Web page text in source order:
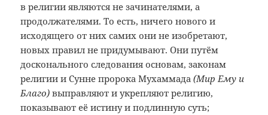
в религии являются не зачинателями, а
продолжателями. То есть, ничего нового и
исходящего от них самих они не изобретают,
новых правил не придумывают. Они путём
досконального следования основам, законам
религии и Сунне пророка Мухаммада(Мир Ему и
Благо) выправляют и укрепляют религию,
показывают её истину и подлинную суть;